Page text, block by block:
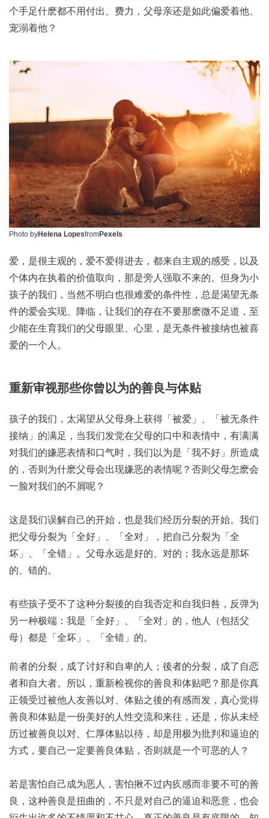
个手足什麽都不用付出、费力，父母亲还是如此偏爱着他、
宠溺着他？
Photo byHelena LopesfromPexels
爱，是很主观的，爱不爱得进去，都来自主观的感受，以及
个体内在执着的价值取向，那是旁人强取不来的。但身为小
孩子的我们，当然不明白也很难爱的条件性，总是渴望无条
件的爱会实现、降临，让我们的存在不要那麽微不足道，至
少能在生育我们的父母眼里、心里，是无条件被接纳也被喜
爱的一个人。
重新审视那些你曾以为的善良与体贴
孩子的我们，太渴望从父母身上获得「被爱」、「被无条件
接纳」的满足，当我们发觉在父母的口中和表情中，有满满
对我们的嫌恶表情和口气时，我们以为是「我不好」所造成
的，否则为什麽父母会出现嫌恶的表情呢？否则父母怎麽会
一脸对我们的不屑呢？
这是我们误解自己的开始，也是我们经历分裂的开始。我们
把父母分裂为「全好」、「全对」，把自己分裂为「全
坏」、「全错」。父母永远是好的、对的；我永远是那坏
的、错的。
有些孩子受不了这种分裂後的自我否定和自我归咎，反弹为
另一种极端：我是「全好」、「全对」的，他人（包括父
母）都是「全坏」、「全错」的。
前者的分裂，成了讨好和自卑的人；後者的分裂，成了自恋
者和自大者。所以，重新检视你的善良和体贴吧？那是你真
正领受过被他人友善以对、体贴之後的有感而发，真心觉得
善良和体贴是一份美好的人性交流和来往，还是，你从未经
历过被善良以对、仁厚体贴以待，却是用极为批判和逼迫的
方式，要自己一定要善良体贴，否则就是一个可恶的人？
若是害怕自己成为恶人，害怕揪不过内疚感而非要不可的善
良，这种善良是扭曲的，不只是对自己的逼迫和恶意，也会